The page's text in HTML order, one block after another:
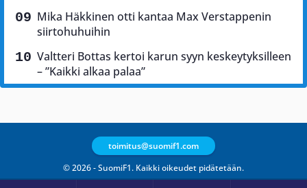
Mika Häkkinen otti kantaa Max Verstappenin
siirtohuhuihin
Valtteri Bottas kertoi karun syyn keskeytyksilleen
– ”Kaikki alkaa palaa”
© 2026 - SuomiF1. Kaikki oikeudet pidätetään.
toimitus@suomif1.com